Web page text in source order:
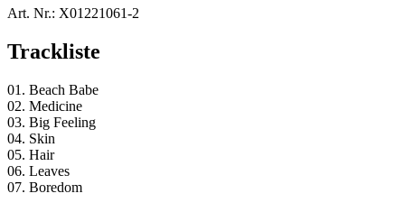
Art. Nr.: X01221061-2
Trackliste
01. Beach Babe
02. Medicine
03. Big Feeling
04. Skin
05. Hair
06. Leaves
07. Boredom